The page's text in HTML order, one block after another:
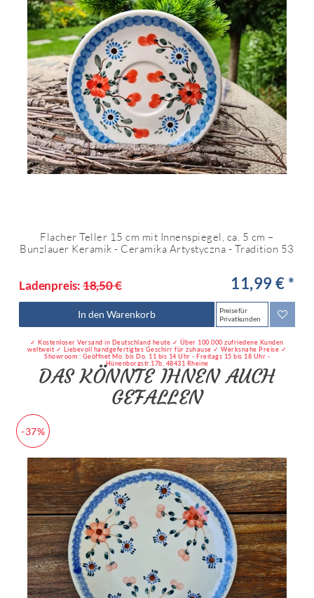
Flacher Teller 15 cm mit Innenspiegel, ca. 5 cm –
Bunzlauer Keramik - Ceramika Artystyczna - Tradition 53
Ladenpreis:18,50 € 11,99 € *
In den Warenkorb
Preise für
Privatkunden
✓ Kostenloser Versand in Deutschland heute ✓ Über 100.000 zufriedene Kunden
weltweit ✓ Liebevoll handgefertigtes Geschirr für zuhause ✓ Werksnahe Preise ✓
Showroom : Geöffnet Mo. bis Do. 11 bis 14 Uhr - Freitags 15 bis 18 Uhr -
Hünenborgstr.17b, 48431 Rheine
DAS KÖNNTE IHNEN AUCH
GEFALLEN
-37%